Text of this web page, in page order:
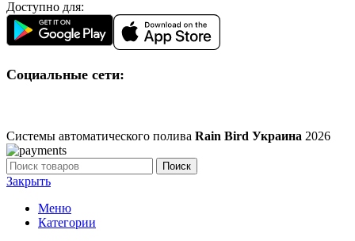
Доступно для:
Социальные сети:
Системы автоматического полива Rain Bird Украина 2026
Поиск
Закрыть
Меню
Категории